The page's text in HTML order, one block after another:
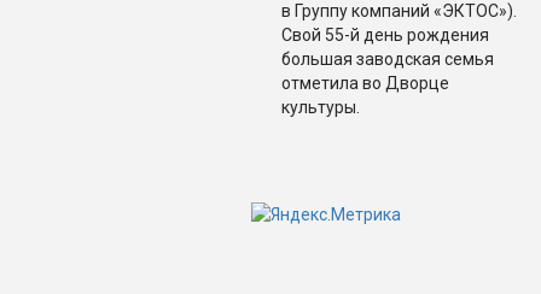
в Группу компаний «ЭКТОС»).
Свой 55-й день рождения
большая заводская семья
отметила во Дворце
культуры.